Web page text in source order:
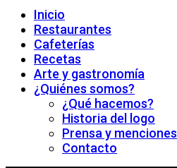
Inicio
Restaurantes
Cafeterías
Recetas
Arte y gastronomía
¿Quiénes somos?
¿Qué hacemos?
Historia del logo
Prensa y menciones
Contacto